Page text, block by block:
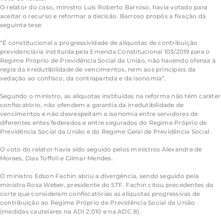
O relator do caso, ministro Luís Roberto Barroso, havia votado para
aceitar o recurso e reformar a decisão. Barroso propôs a fixação da
seguinte tese:
“É constitucional a progressividade de alíquotas de contribuição
previdenciária instituída pela Emenda Constitucional 103/2019 para o
Regime Próprio de Previdência Social da União, não havendo ofensa à
regra da irredutibilidade de vencimentos, nem aos princípios da
vedação ao confisco, da contrapartida e da isonomia”.
Segundo o ministro, as alíquotas instituídas na reforma não têm caráter
confiscatório, não ofendem a garantia da irredutibilidade de
vencimentos e não desrespeitam a isonomia entre servidores de
diferentes entes federados e entre segurados do Regime Próprio de
Previdência Social da União e do Regime Geral de Previdência Social.
O voto do relator havia sido seguido pelos ministros Alexandre de
Moraes, Dias Toffoli e Gilmar Mendes.
O ministro Edson Fachin abriu a divergência, sendo seguido pela
ministra Rosa Weber, presidente do STF. Fachin citou precedentes da
corte que consideram confiscatórias as alíquotas progressivas de
contribuição ao Regime Próprio de Previdência Social da União
(medidas cautelares na ADI 2.010 e na ADC 8).